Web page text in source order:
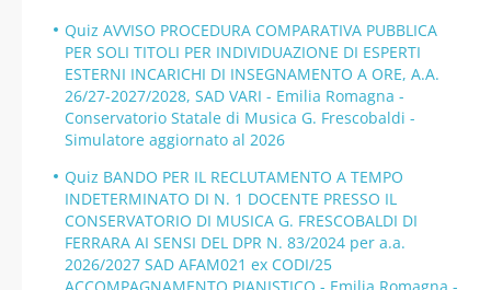
Quiz AVVISO PROCEDURA COMPARATIVA PUBBLICA
PER SOLI TITOLI PER INDIVIDUAZIONE DI ESPERTI
ESTERNI INCARICHI DI INSEGNAMENTO A ORE, A.A.
26/27-2027/2028, SAD VARI - Emilia Romagna -
Conservatorio Statale di Musica G. Frescobaldi -
Simulatore aggiornato al 2026
Quiz BANDO PER IL RECLUTAMENTO A TEMPO
INDETERMINATO DI N. 1 DOCENTE PRESSO IL
CONSERVATORIO DI MUSICA G. FRESCOBALDI DI
FERRARA AI SENSI DEL DPR N. 83/2024 per a.a.
2026/2027 SAD AFAM021 ex CODI/25